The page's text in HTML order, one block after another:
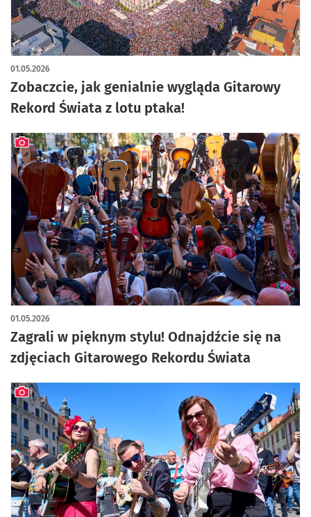
Zobaczcie, jak genialnie wygląda Gitarowy
Rekord Świata z lotu ptaka!
01.05.2026
artykuł z galerią zdjęć
Zagrali w pięknym stylu! Odnajdźcie się na
zdjęciach Gitarowego Rekordu Świata
01.05.2026
artykuł z galerią zdjęć